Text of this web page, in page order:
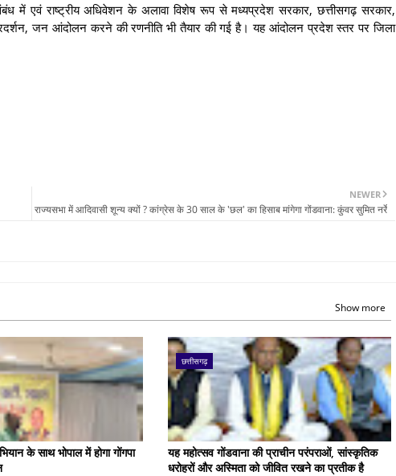
में एवं राष्ट्रीय अधिवेशन के अलावा विशेष रूप से मध्यप्रदेश सरकार, छत्तीसगढ़ सरकार,
जन आंदोलन करने की रणनीति भी तैयार की गई है। यह आंदोलन प्रदेश स्तर पर जिला
NEWER
राज्यसभा में आदिवासी शून्य क्यों ? कांग्रेस के 30 साल के 'छल' का हिसाब मांगेगा गोंडवाना: कुंवर सुमित नर्रे
Show more
के साथ भोपाल में होगा गोंगपा
छत्तीसगढ़
यह महोत्सव गोंडवाना की प्राचीन परंपराओं, सांस्कृतिक
धरोहरों और अस्मिता को जीवित रखने का प्रतीक है